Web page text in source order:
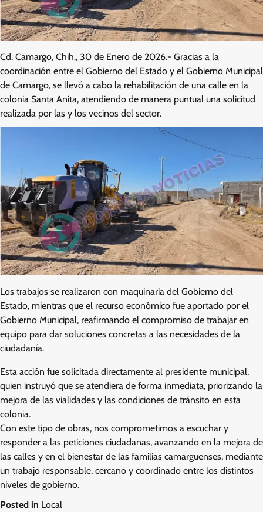
Cd. Camargo, Chih., 30 de Enero de 2026.- Gracias a la
coordinación entre el Gobierno del Estado y el Gobierno Municipal
de Camargo, se llevó a cabo la rehabilitación de una calle en la
colonia Santa Anita, atendiendo de manera puntual una solicitud
realizada por las y los vecinos del sector.
Los trabajos se realizaron con maquinaria del Gobierno del
Estado, mientras que el recurso económico fue aportado por el
Gobierno Municipal, reafirmando el compromiso de trabajar en
equipo para dar soluciones concretas a las necesidades de la
ciudadanía.
Esta acción fue solicitada directamente al presidente municipal,
quien instruyó que se atendiera de forma inmediata, priorizando la
mejora de las vialidades y las condiciones de tránsito en esta
colonia.
Con este tipo de obras, nos comprometimos a escuchar y
responder a las peticiones ciudadanas, avanzando en la mejora de
las calles y en el bienestar de las familias camarguenses, mediante
un trabajo responsable, cercano y coordinado entre los distintos
niveles de gobierno.
Posted in Local